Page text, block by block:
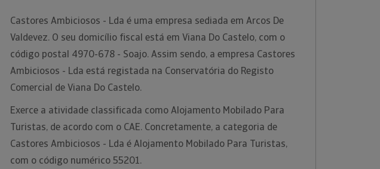
Castores Ambiciosos - Lda é uma empresa sediada em Arcos De
Valdevez. O seu domicílio fiscal está em Viana Do Castelo, com o
código postal 4970-678 - Soajo. Assim sendo, a empresa Castores
Ambiciosos - Lda está registada na Conservatória do Registo
Comercial de Viana Do Castelo.
Exerce a atividade classificada como Alojamento Mobilado Para
Turistas, de acordo com o CAE. Concretamente, a categoria de
Castores Ambiciosos - Lda é Alojamento Mobilado Para Turistas,
com o código numérico 55201.